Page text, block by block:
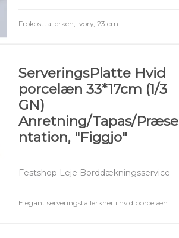
Frokosttallerken, Ivory, 23 cm.
ServeringsPlatte Hvid
porcelæn 33*17cm (1/3
GN)
Anretning/Tapas/Præse
ntation, "Figgjo"
Festshop Leje Borddækningsservice
Elegant serveringstallerkner i hvid porcelæn